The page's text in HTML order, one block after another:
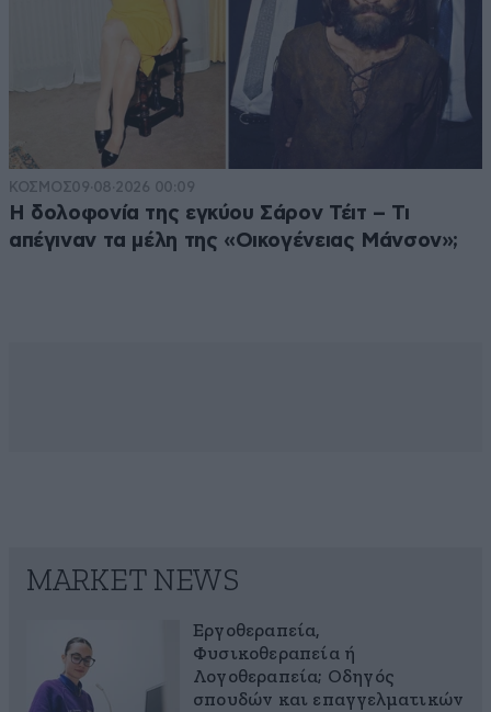
ΚΟΣΜΟΣ09·08·2026 00:09
Η δολοφονία της εγκύου Σάρον Τέιτ – Τι
απέγιναν τα μέλη της «Οικογένειας Μάνσον»;
MARKET NEWS
Εργοθεραπεία,
Φυσικοθεραπεία ή
Λογοθεραπεία; Οδηγός
σπουδών και επαγγελματικών